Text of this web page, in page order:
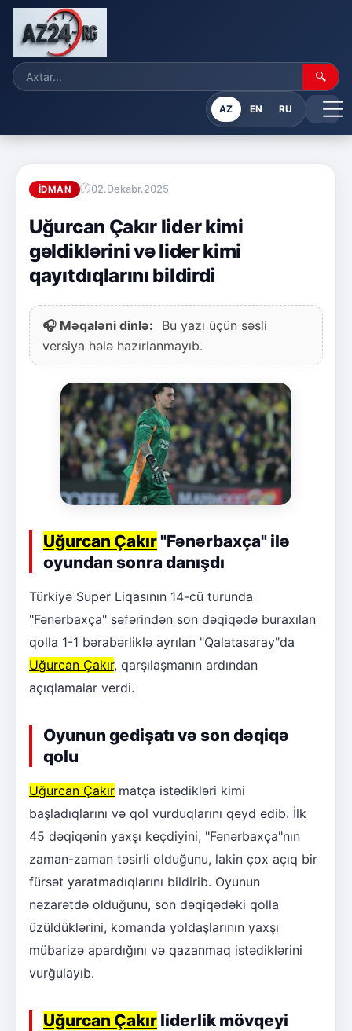
🔍
AZ EN RU
İDMAN 02.Dekabr.2025
Uğurcan Çakır lider kimi
gəldiklərini və lider kimi
qayıtdıqlarını bildirdi
🎧 Məqaləni dinlə:
Bu yazı üçün səsli
versiya hələ hazırlanmayıb.
Uğurcan Çakır"Fənərbaxça" ilə
oyundan sonra danışdı
Türkiyə Super Liqasının 14-cü turunda
"Fənərbaxça" səfərindən son dəqiqədə buraxılan
qolla 1-1 bərabərliklə ayrılan "Qalatasaray"da
Uğurcan Çakır, qarşılaşmanın ardından
açıqlamalar verdi.
Oyunun gedişatı və son dəqiqə
qolu
Uğurcan Çakır matça istədikləri kimi
başladıqlarını və qol vurduqlarını qeyd edib. İlk
45 dəqiqənin yaxşı keçdiyini, "Fənərbaxça"nın
zaman-zaman təsirli olduğunu, lakin çox açıq bir
fürsət yaratmadıqlarını bildirib. Oyunun
nəzarətdə olduğunu, son dəqiqədəki qolla
üzüldüklərini, komanda yoldaşlarının yaxşı
mübarizə apardığını və qazanmaq istədiklərini
vurğulayıb.
Uğurcan Çakır liderlik mövqeyi